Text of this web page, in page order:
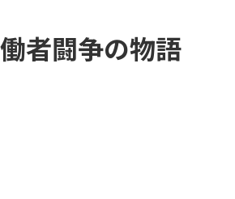
者闘争の物語